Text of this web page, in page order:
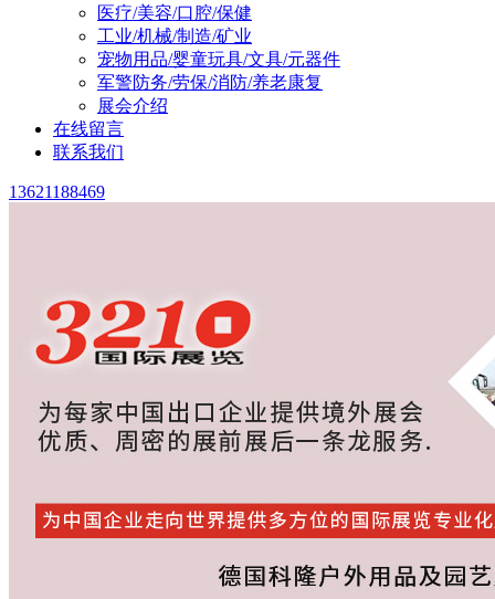
医疗/美容/口腔/保健
工业/机械/制造/矿业
宠物用品/婴童玩具/文具/元器件
军警防务/劳保/消防/养老康复
展会介绍
在线留言
联系我们
13621188469